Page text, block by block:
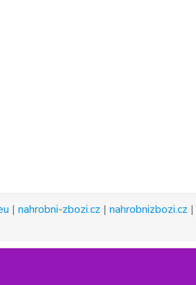
| nahrobni-zbozi.cz | nahrobnizbozi.cz |